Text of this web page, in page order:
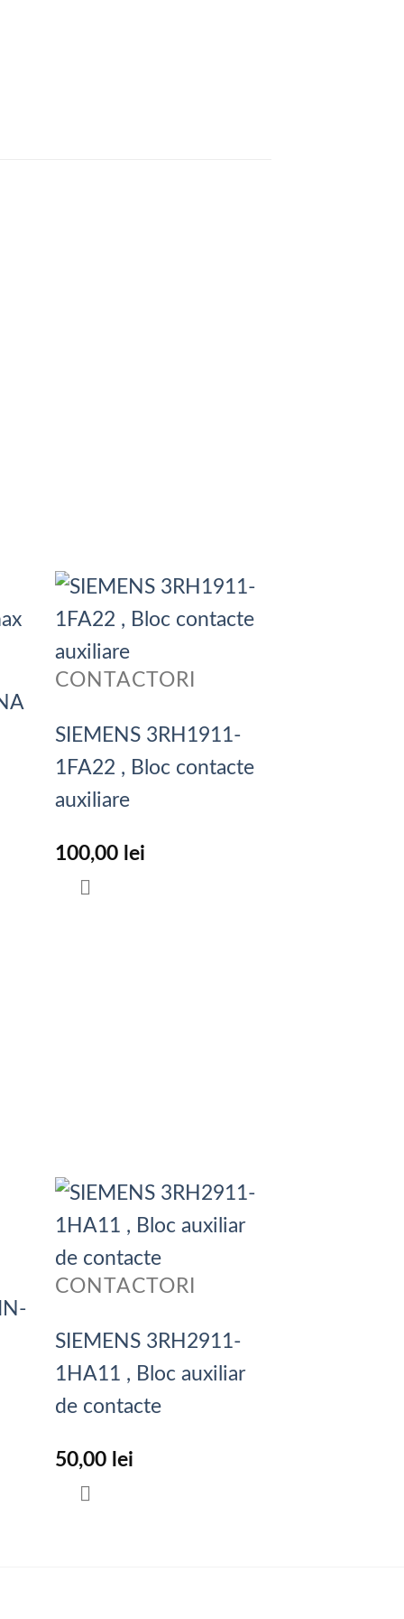
CONTACTORI
SIEMENS 3RH1911-
1FA22 , Bloc contacte
auxiliare
100,00 lei
CONTACTORI
SIEMENS 3RH2911-
1HA11 , Bloc auxiliar
de contacte
50,00 lei